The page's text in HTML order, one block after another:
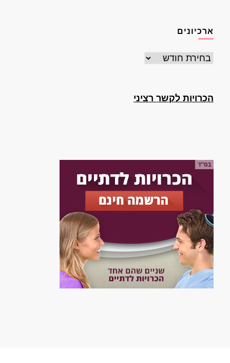
ארכיונים
ארכיונים
הכרויות לקשר רציני